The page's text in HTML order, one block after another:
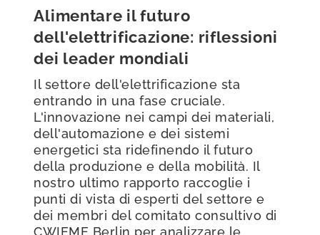
Alimentare il futuro
dell'elettrificazione: riflessioni
dei leader mondiali
Il settore dell'elettrificazione sta
entrando in una fase cruciale.
L'innovazione nei campi dei materiali,
dell'automazione e dei sistemi
energetici sta ridefinendo il futuro
della produzione e della mobilità. Il
nostro ultimo rapporto raccoglie i
punti di vista di esperti del settore e
dei membri del comitato consultivo di
CWIEME Berlin per analizzare le